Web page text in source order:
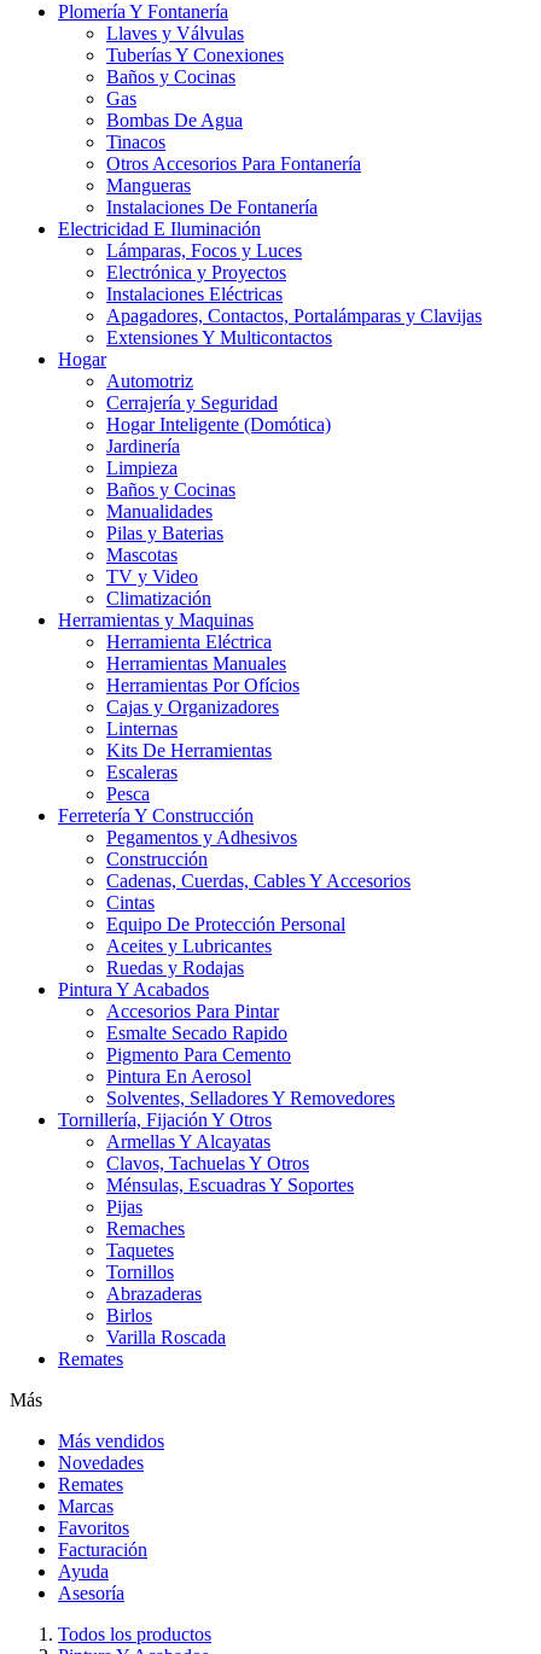
Plomería Y Fontanería
Llaves y Válvulas
Tuberías Y Conexiones
Baños y Cocinas
Gas
Bombas De Agua
Tinacos
Otros Accesorios Para Fontanería
Mangueras
Instalaciones De Fontanería
Electricidad E Iluminación
Lámparas, Focos y Luces
Electrónica y Proyectos
Instalaciones Eléctricas
Apagadores, Contactos, Portalámparas y Clavijas
Extensiones Y Multicontactos
Hogar
Automotriz
Cerrajería y Seguridad
Hogar Inteligente (Domótica)
Jardinería
Limpieza
Baños y Cocinas
Manualidades
Pilas y Baterias
Mascotas
TV y Video
Climatización
Herramientas y Maquinas
Herramienta Eléctrica
Herramientas Manuales
Herramientas Por Ofícios
Cajas y Organizadores
Linternas
Kits De Herramientas
Escaleras
Pesca
Ferretería Y Construcción
Pegamentos y Adhesivos
Construcción
Cadenas, Cuerdas, Cables Y Accesorios
Cintas
Equipo De Protección Personal
Aceites y Lubricantes
Ruedas y Rodajas
Pintura Y Acabados
Accesorios Para Pintar
Esmalte Secado Rapido
Pigmento Para Cemento
Pintura En Aerosol
Solventes, Selladores Y Removedores
Tornillería, Fijación Y Otros
Armellas Y Alcayatas
Clavos, Tachuelas Y Otros
Ménsulas, Escuadras Y Soportes
Pijas
Remaches
Taquetes
Tornillos
Abrazaderas
Birlos
Varilla Roscada
Remates
Más
Más vendidos
Novedades
Remates
Marcas
Favoritos
Facturación
Ayuda
Asesoría
Todos los productos